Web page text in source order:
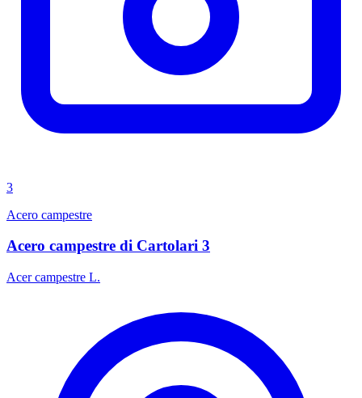
3
Acero campestre
Acero campestre di Cartolari 3
Acer campestre L.